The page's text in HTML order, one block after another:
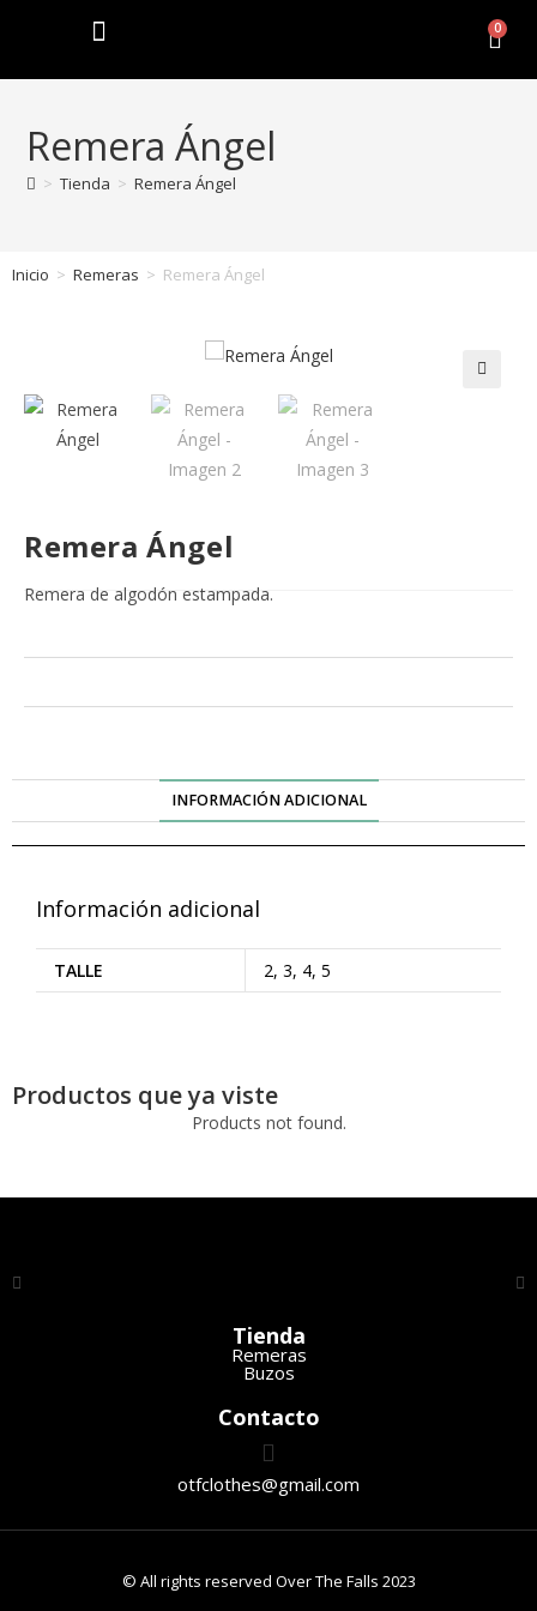
0
Remera Ángel
> Tienda > Remera Ángel
Inicio > Remeras > Remera Ángel
Remera Ángel
Remera de algodón estampada.
INFORMACIÓN ADICIONAL
Información adicional
TALLE 2, 3, 4, 5
Productos que ya viste
Products not found.
Tienda
Remeras
Buzos
Contacto
otfclothes@gmail.com
© All rights reserved Over The Falls 2023